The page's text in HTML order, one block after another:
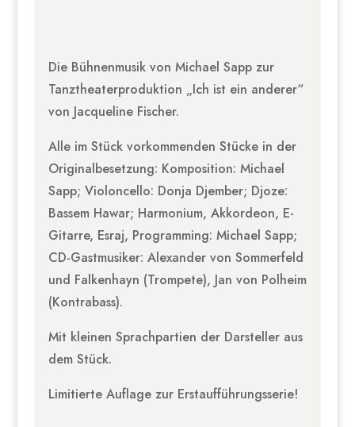
Die Bühnenmusik von Michael Sapp zur
Tanztheaterproduktion „Ich ist ein anderer“
von Jacqueline Fischer.
Alle im Stück vorkommenden Stücke in der
Originalbesetzung: Komposition: Michael
Sapp; Violoncello: Donja Djember; Djoze:
Bassem Hawar; Harmonium, Akkordeon, E-
Gitarre, Esraj, Programming: Michael Sapp;
CD-Gastmusiker: Alexander von Sommerfeld
und Falkenhayn (Trompete), Jan von Polheim
(Kontrabass).
Mit kleinen Sprachpartien der Darsteller aus
dem Stück.
Limitierte Auflage zur Erstaufführungsserie!